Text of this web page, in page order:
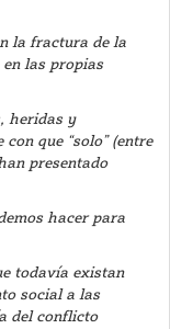
la fractura de la
las propias
heridas y
que “solo” (entre
presentado
hacer para
todavía existan
social a las
del conflicto